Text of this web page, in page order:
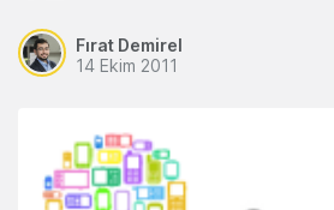
Fırat Demirel
14 Ekim 2011